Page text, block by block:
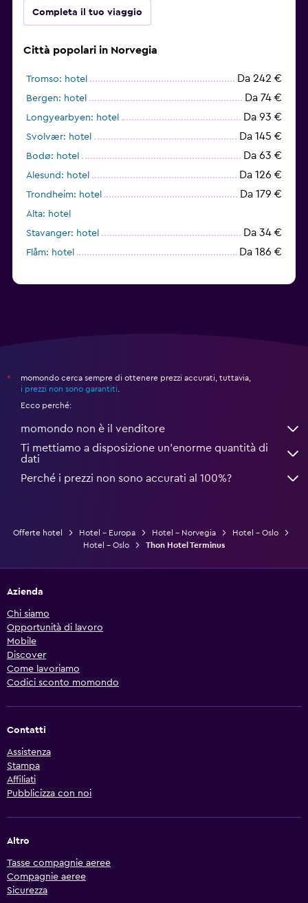
Completa il tuo viaggio
Città popolari in Norvegia
Tromso: hotel Da 242 €
Bergen: hotel Da 74 €
Longyearbyen: hotel Da 93 €
Svolvær: hotel Da 145 €
Bodø: hotel Da 63 €
Alesund: hotel Da 126 €
Trondheim: hotel Da 179 €
Alta: hotel
Stavanger: hotel
Da 34 €
Flåm: hotel Da 186 €
*
momondo cerca sempre di ottenere prezzi accurati, tuttavia,
i prezzi non sono garantiti
Ecco perché:
momondo non è il venditore
Ti mettiamo a disposizione un’enorme quantità di
dati
Perché i prezzi non sono accurati al 100%?
Offerte hotel Hotel - Europa Hotel - Norvegia
Hotel - Oslo
Hotel - Oslo
Thon Hotel Terminus
Azienda
Chi siamo
Opportunità di lavoro
Mobile
Discover
Come lavoriamo
Codici sconto momondo
Contatti
Assistenza
Stampa
Affiliati
Pubblicizza con noi
Altro
Tasse compagnie aeree
Compagnie aeree
Sicurezza